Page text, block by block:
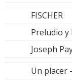
FISCHER
Preludio y
Joseph
Un placer